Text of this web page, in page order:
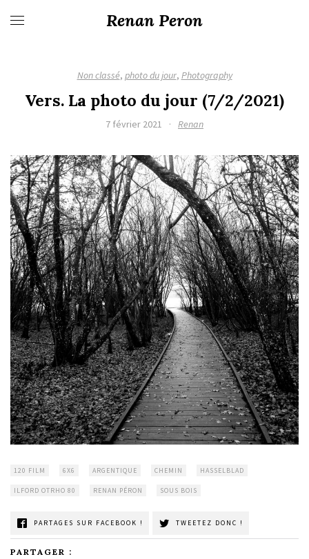
Renan Peron
Non classé, photo du jour, Photography
Vers. La photo du jour (7/2/2021)
7 février 2021 · Renan
120 FILM 6X6 ARGENTIQUE CHEMIN HASSELBLAD
ILFORD OTRHO 80 RENAN PÉRON SOUS BOIS
PARTAGES SUR FACEBOOK ! TWEETEZ DONC !
PARTAGER :